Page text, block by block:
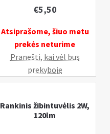
LED/
520lm,
TIROSS
€5,50
Atsiprašome, šiuo metu
prekės neturime
Pranešti, kai vėl bus
prekyboje
Rankinis žibintuvėlis 2W,
120lm